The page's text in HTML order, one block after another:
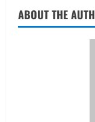
ABOUT THE